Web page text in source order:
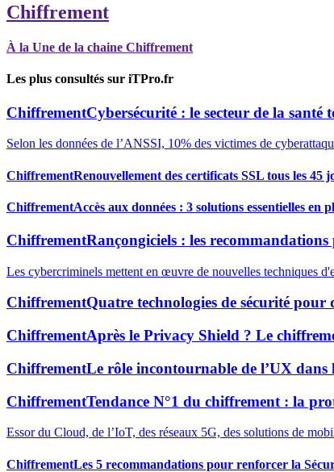
Chiffrement
À la Une de la chaine Chiffrement
Les plus consultés sur iTPro.fr
ChiffrementCybersécurité : le secteur de la santé
Selon les données de l’ANSSI, 10% des victimes de
ChiffrementRenouvellement des certificats SSL tous les 45
ChiffrementAccès aux données : 3 solutions essentielles en
ChiffrementRançongiciels : les
Les cybercriminels mettent en œuvre de nouvelles techniques
ChiffrementQuatre technologies de sécurité pour
ChiffrementAprès le Privacy Shield ? Le
ChiffrementLe rôle incontournable de l’UX dans
ChiffrementTendance N°1 du chiffrement : la
Essor du Cloud, de l’IoT, des réseaux 5G, des solutions de
ChiffrementLes 5 recommandations pour renforcer la